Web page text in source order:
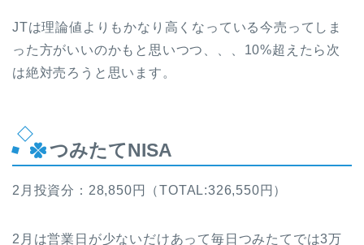
JTは理論値よりもかなり高くなっている今売ってしま
った方がいいのかもと思いつつ、、、10%超えたら次
は絶対売ろうと思います。
つみたてNISA
2月投資分：28,850円（TOTAL:326,550円）
2月は営業日が少ないだけあって毎日つみたてでは3万